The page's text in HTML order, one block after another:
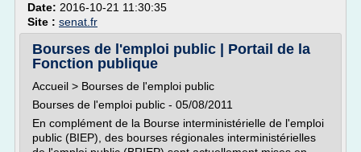
Date: 2016-10-21 11:30:35
Site : senat.fr
Bourses de l'emploi public | Portail de la
Fonction publique
Accueil > Bourses de l'emploi public
Bourses de l'emploi public - 05/08/2011
En complément de la Bourse interministérielle de l'emploi
public (BIEP), des bourses régionales interministérielles